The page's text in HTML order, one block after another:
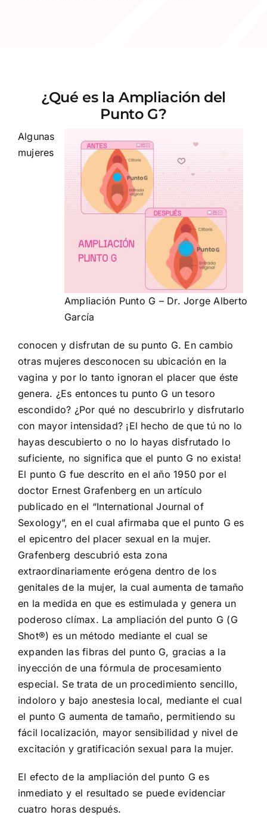
¿Qué es la Ampliación del
Punto G?
Ampliación Punto G – Dr. Jorge Alberto
García
Algunas
mujeres
conocen y disfrutan de su punto G. En cambio
otras mujeres desconocen su ubicación en la
vagina y por lo tanto ignoran el placer que éste
genera. ¿Es entonces tu punto G un tesoro
escondido? ¿Por qué no descubrirlo y disfrutarlo
con mayor intensidad? ¡El hecho de que tú no lo
hayas descubierto o no lo hayas disfrutado lo
suficiente, no significa que el punto G no exista!
El punto G fue descrito en el año 1950 por el
doctor Ernest Grafenberg en un artículo
publicado en el “International Journal of
Sexology”, en el cual afirmaba que el punto G es
el epicentro del placer sexual en la mujer.
Grafenberg descubrió esta zona
extraordinariamente erógena dentro de los
genitales de la mujer, la cual aumenta de tamaño
en la medida en que es estimulada y genera un
poderoso clímax. La ampliación del punto G (G
Shot®) es un método mediante el cual se
expanden las fibras del punto G, gracias a la
inyección de una fórmula de procesamiento
especial. Se trata de un procedimiento sencillo,
indoloro y bajo anestesia local, mediante el cual
el punto G aumenta de tamaño, permitiendo su
fácil localización, mayor sensibilidad y nivel de
excitación y gratificación sexual para la mujer.
El efecto de la ampliación del punto G es
inmediato y el resultado se puede evidenciar
cuatro horas después.